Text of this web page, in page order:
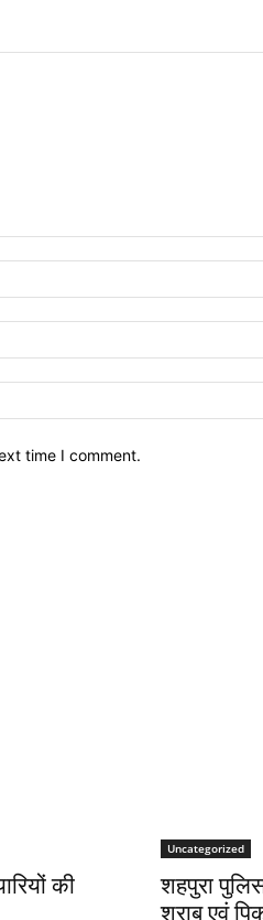
time I comment.
की
Uncategorized
शहपुरा
शराब एवं